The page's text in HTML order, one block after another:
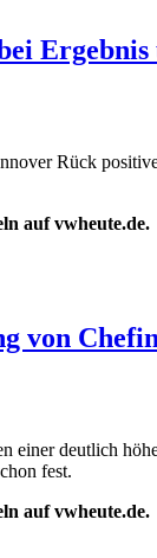
Rück
auf vwheute.de.
von
deutlich
fest.
auf vwheute.de.